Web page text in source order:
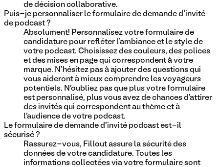
de décision collaborative.
Puis-je personnaliser le formulaire de demande d'invité
de podcast ?
Absolument! Personnalisez votre formulaire de
candidature pour refléter l'ambiance et le style de
votre podcast. Choisissez des couleurs, des polices
et des mises en page qui correspondent à votre
marque. N'hésitez pas à ajouter des questions qui
vous aideront à mieux comprendre les voyageurs
potentiels. N'oubliez pas que plus votre formulaire
est personnalisé, plus vous avez de chances d'attirer
des invités qui correspondent au thème et à
l'audience de votre podcast.
Le formulaire de demande d'invité podcast est-il
sécurisé ?
Rassurez-vous, Fillout assure la sécurité des
données de votre candidature. Toutes les
informations collectées via votre formulaire sont